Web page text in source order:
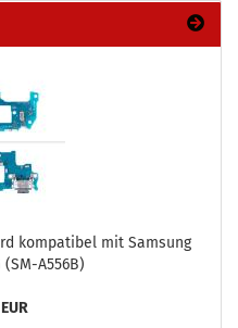
kom­pa­ti­bel mit Sam­sung
(SM-​A556B)